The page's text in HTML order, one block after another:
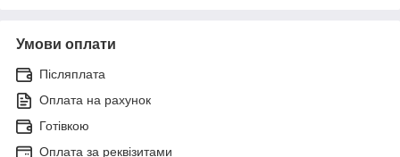
Умови оплати
Післяплата
Оплата на рахунок
Готівкою
Оплата за реквізитами